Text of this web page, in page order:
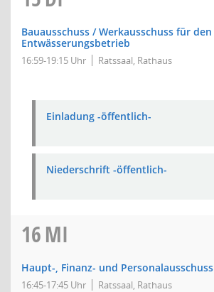
Bauausschuss / Werkausschuss für den
Entwässerungsbetrieb
16:59-19:15 Uhr Ratssaal, Rathaus
Einladung -öffentlich-
Niederschrift -öffentlich-
16MI
Haupt-, Finanz- und Personalausschuss
16:45-17:45 Uhr Ratssaal, Rathaus